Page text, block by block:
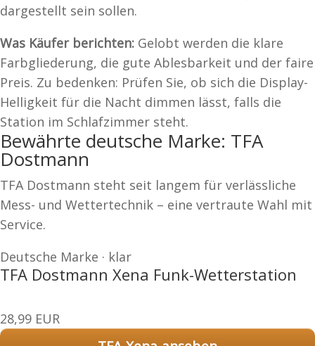
dargestellt sein sollen.
Was Käufer berichten: Gelobt werden die klare
Farbgliederung, die gute Ablesbarkeit und der faire
Preis. Zu bedenken: Prüfen Sie, ob sich die Display-
Helligkeit für die Nacht dimmen lässt, falls die
Station im Schlafzimmer steht.
Bewährte deutsche Marke: TFA
Dostmann
TFA Dostmann steht seit langem für verlässliche
Mess- und Wettertechnik – eine vertraute Wahl mit
Service.
Deutsche Marke · klar
TFA Dostmann Xena Funk-Wetterstation
28,99 EUR